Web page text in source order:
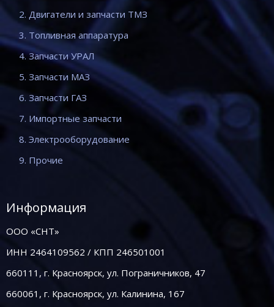
2. Двигатели и запчасти ТМЗ
3. Топливная аппаратура
4. Запчасти УРАЛ
5. Запчасти МАЗ
6. Запчасти ГАЗ
7. Импортные запчасти
8. Электрооборудование
9. Прочие
Информация
ООО «СНТ»
ИНН 2464109562 / КПП 246501001
660111, г. Красноярск, ул. Пограничников, 47
660061, г. Красноярск, ул. Калинина, 167